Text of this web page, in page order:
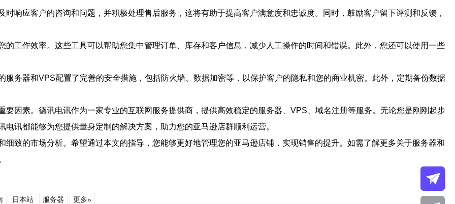
响应客户的咨询和问题，并积极处理售后服务，这将有助于提高客户满意度和忠诚度。同时，鼓励客户留下评测和反馈，
工作效率。这些工具可以帮助您集中管理订单、库存和客户信息，减少人工操作的时间和错误。此外，您还可以使用一些
务器和VPS配置了完善的安全措施，包括防火墙、数据加密等，以保护客户的隐私和您的商业机密。此外，定期备份数据
因素。德讯电讯作为一家专业的互联网服务提供商，提供高效稳定的服务器、VPS、域名注册等服务。无论您是刚刚起步
讯都能够为您提供量身定制的解决方案，助力您的亚马逊店群顺利运营。
致的市场分析。希望通过本文的指导，您能够更好地管理您的亚马逊店铺，实现销售的提升。如需了解更多关于服务器和
日本站 服务器 更多»